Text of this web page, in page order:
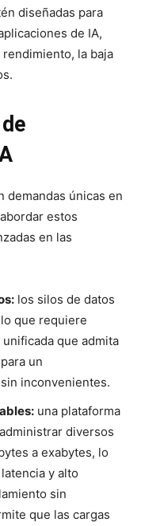
diseñadas para
de IA,
la baja
demandas únicas en
estos
en las
los silos de datos
que requiere
que admita
un
inconvenientes.
una plataforma
diversos
a exabytes, lo
y alto
sin
que las cargas